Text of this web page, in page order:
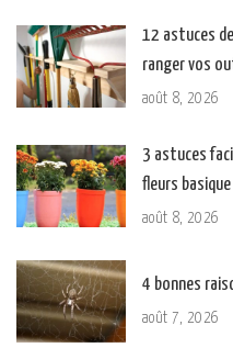
12 astuces
ranger vos
août 8, 2026
3 astuces
fleurs basique
août 8, 2026
4 bonnes
août 7, 2026